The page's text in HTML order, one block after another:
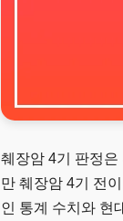
췌장암 4기 판정은
만 췌장암 4기 전
인 통계 수치와 현